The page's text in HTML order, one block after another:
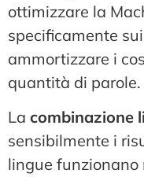
ottimizzare la
specificamente
ammortizzare i
quantità di parole.
La combinazione
sensibilmente i
lingue funzionano